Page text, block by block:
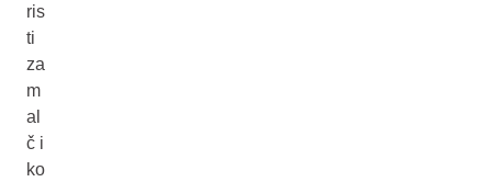
ris
ti
za
m
al
č i
ko